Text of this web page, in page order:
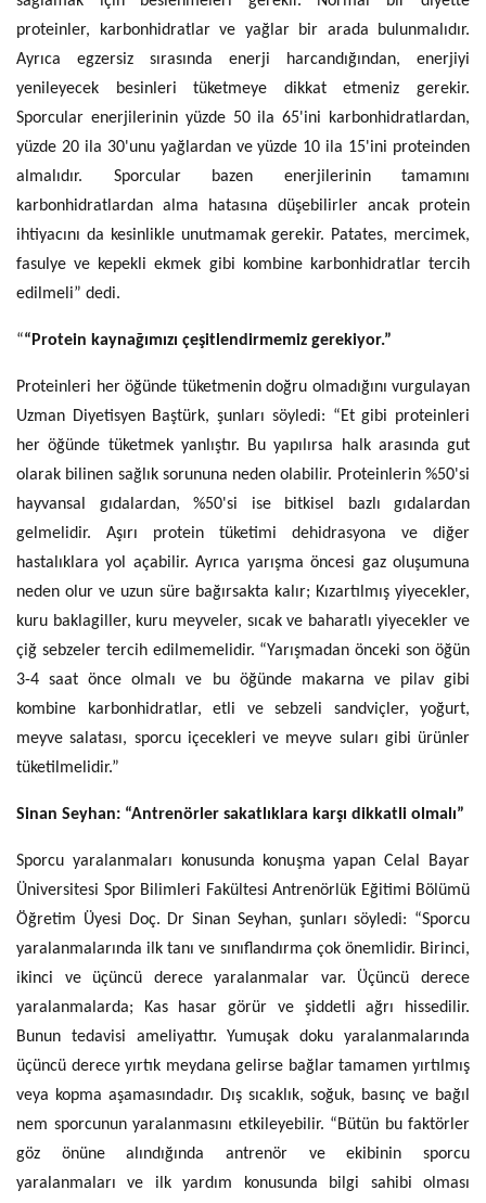
proteinler, karbonhidratlar ve yağlar bir arada bulunmalıdır.
Ayrıca egzersiz sırasında enerji harcandığından, enerjiyi
yenileyecek besinleri tüketmeye dikkat etmeniz gerekir.
Sporcular enerjilerinin yüzde 50 ila 65'ini karbonhidratlardan,
yüzde 20 ila 30'unu yağlardan ve yüzde 10 ila 15'ini proteinden
almalıdır. Sporcular bazen enerjilerinin tamamını
karbonhidratlardan alma hatasına düşebilirler ancak protein
ihtiyacını da kesinlikle unutmamak gerekir. Patates, mercimek,
fasulye ve kepekli ekmek gibi kombine karbonhidratlar tercih
edilmeli” dedi.
““Protein kaynağımızı çeşitlendirmemiz gerekiyor.”
Proteinleri her öğünde tüketmenin doğru olmadığını vurgulayan
Uzman Diyetisyen Baştürk, şunları söyledi: “Et gibi proteinleri
her öğünde tüketmek yanlıştır. Bu yapılırsa halk arasında gut
olarak bilinen sağlık sorununa neden olabilir. Proteinlerin %50'si
hayvansal gıdalardan, %50'si ise bitkisel bazlı gıdalardan
gelmelidir. Aşırı protein tüketimi dehidrasyona ve diğer
hastalıklara yol açabilir. Ayrıca yarışma öncesi gaz oluşumuna
neden olur ve uzun süre bağırsakta kalır; Kızartılmış yiyecekler,
kuru baklagiller, kuru meyveler, sıcak ve baharatlı yiyecekler ve
çiğ sebzeler tercih edilmemelidir. “Yarışmadan önceki son öğün
3-4 saat önce olmalı ve bu öğünde makarna ve pilav gibi
kombine karbonhidratlar, etli ve sebzeli sandviçler, yoğurt,
meyve salatası, sporcu içecekleri ve meyve suları gibi ürünler
tüketilmelidir.”
Sinan Seyhan: “Antrenörler sakatlıklara karşı dikkatli olmalı”
Sporcu yaralanmaları konusunda konuşma yapan Celal Bayar
Üniversitesi Spor Bilimleri Fakültesi Antrenörlük Eğitimi Bölümü
Öğretim Üyesi Doç. Dr Sinan Seyhan, şunları söyledi: “Sporcu
yaralanmalarında ilk tanı ve sınıflandırma çok önemlidir. Birinci,
ikinci ve üçüncü derece yaralanmalar var. Üçüncü derece
yaralanmalarda; Kas hasar görür ve şiddetli ağrı hissedilir.
Bunun tedavisi ameliyattır. Yumuşak doku yaralanmalarında
üçüncü derece yırtık meydana gelirse bağlar tamamen yırtılmış
veya kopma aşamasındadır. Dış sıcaklık, soğuk, basınç ve bağıl
nem sporcunun yaralanmasını etkileyebilir. “Bütün bu faktörler
göz önüne alındığında antrenör ve ekibinin sporcu
yaralanmaları ve ilk yardım konusunda bilgi sahibi olması